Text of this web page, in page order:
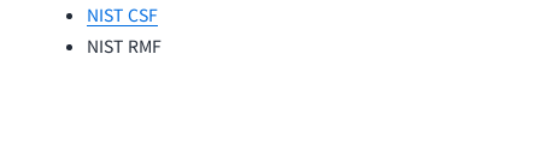
NIST CSF
NIST RMF